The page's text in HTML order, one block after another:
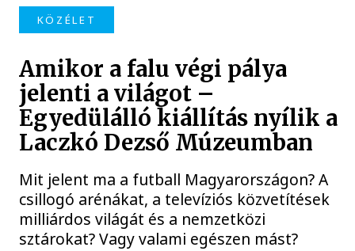
KÖZÉLET
Amikor a falu végi pálya
jelenti a világot –
Egyedülálló kiállítás nyílik a
Laczkó Dezső Múzeumban
Mit jelent ma a futball Magyarországon? A
csillogó arénákat, a televíziós közvetítések
milliárdos világát és a nemzetközi
sztárokat? Vagy valami egészen mást?